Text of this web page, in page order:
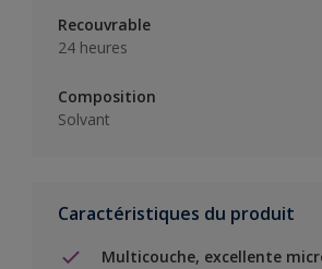
Recouvrable
24 heures
Composition
Solvant
Caractéristiques du produit
Multicouche, excellente